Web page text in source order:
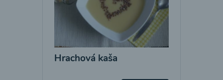
Hrachová kaša